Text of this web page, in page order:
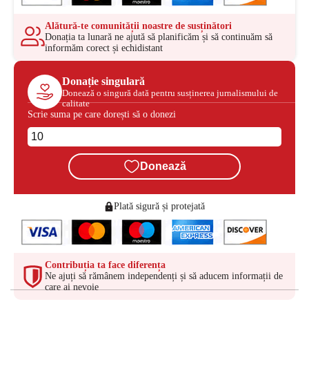
Alătură-te comunității noastre de susținători
Donația ta lunară ne ajută să planificăm și să continuăm să
informăm corect și echidistant
Donație singulară
Donează o singură dată pentru susținerea jurnalismului de
calitate
Scrie suma pe care dorești să o donezi
Donează
Plată sigură și protejată
Contribuția ta face diferența
Ne ajuți să rămânem independenți și să aducem informații de
care ai nevoie